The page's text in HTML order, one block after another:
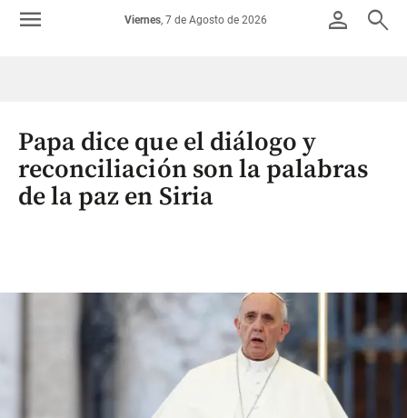
Colombia
person search
Viernes, 7 de Agosto de 2026
menu
Papa dice que el diálogo y
reconciliación son la palabras
de la paz en Siria